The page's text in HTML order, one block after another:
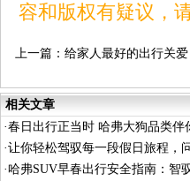
容和版权有疑议，
上一篇： 给家人最好的出行关
相关文章
·春日出行正当时 哈弗大狗品类伴
·让你轻松驾驭每一段假日旅程，
·哈弗SUV早春出行安全指南：智